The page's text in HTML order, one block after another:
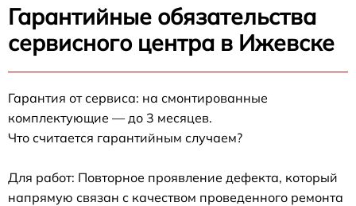
Гарантийные обязательства
сервисного центра в Ижевске
Гарантия от сервиса: на смонтированные
комплектующие — до 3 месяцев.
Что считается гарантийным случаем?
Для работ: Повторное проявление дефекта, который
напрямую связан с качеством проведенного ремонта